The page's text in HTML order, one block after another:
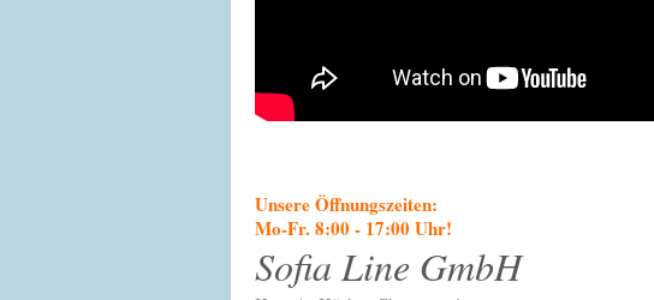
Unsere Öffnungszeiten:
Mo-Fr. 8:00 - 17:00 Uhr!
Sofia Line GmbH